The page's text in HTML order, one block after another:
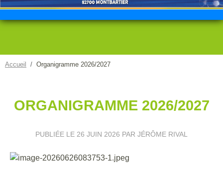
Accueil Organigramme 2026/2027
ORGANIGRAMME 2026/2027
PUBLIÉE LE 26 JUIN 2026 PAR JÉRÔME RIVAL